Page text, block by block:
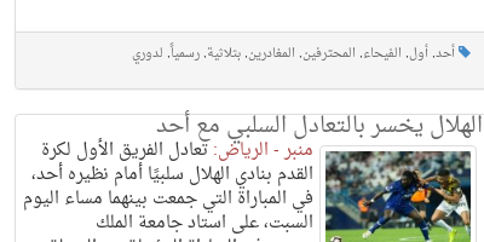
أحد,أول, الفيحاء, المحترفين, المغادرين,بثلاثية,رسمياً, لدوري
الهلال يخسر بالتعادل السلبي مع أحد
منبر - الرياض:تعادل الفريق الأول لكرة
القدم بنادي الهلال سلبيًا أمام نظيره أحد،
في المباراة التي جمعت بينهما مساء اليوم
السبت، على استاد جامعة الملك